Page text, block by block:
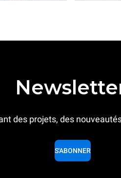
des projets, des
S'ABONNER